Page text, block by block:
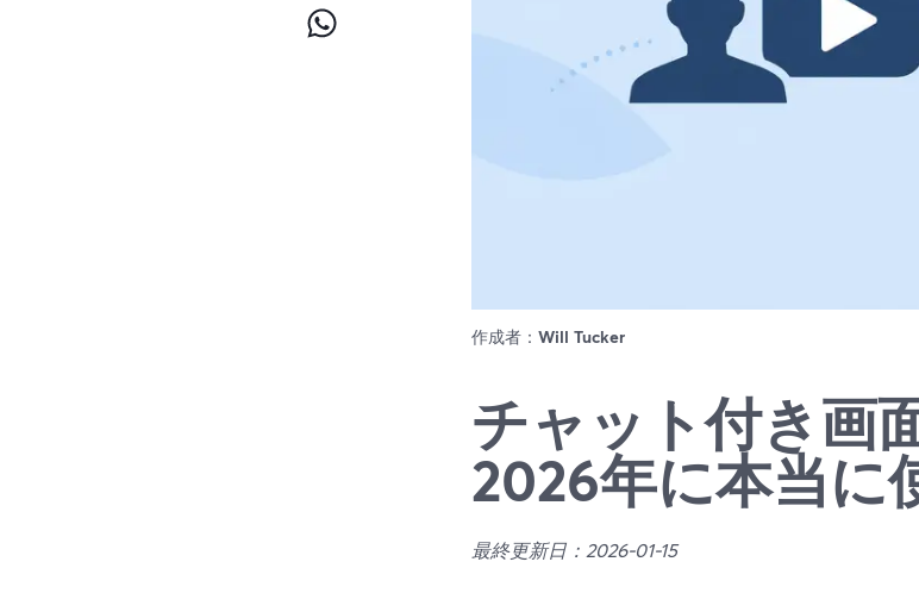
作成者： Will Tucker
チャット付き画
2026年に本当に
最終更新日：2026-01-15